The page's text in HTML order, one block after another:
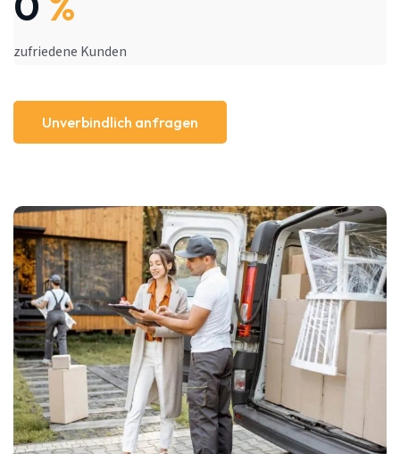
zufriedene Kunden
Unverbindlich anfragen